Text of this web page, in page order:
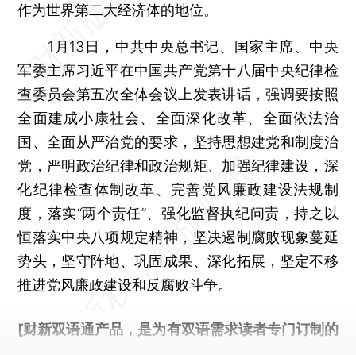
作为世界第二大经济体的地位。
1月13日，中共中央总书记、国家主席、中央
军委主席习近平在中国共产党第十八届中央纪律检
查委员会第五次全体会议上发表讲话，强调要按照
全面建成小康社会、全面深化改革、全面依法治
国、全面从严治党的要求，坚持思想建党和制度治
党，严明政治纪律和政治规矩、加强纪律建设，深
化纪律检查体制改革、完善党风廉政建设法规制
度，落实“两个责任”、强化监督执纪问责，持之以
恒落实中央八项规定精神，坚决遏制腐败现象蔓延
势头，坚守阵地、巩固成果、深化拓展，坚定不移
推进党风廉政建设和反腐败斗争。
[财新双语通产品，是为有双语需求读者专门订制的